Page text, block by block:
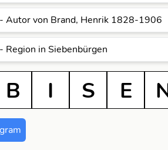
- Autor von Brand, Henrik 1828-1906
- Region in Siebenbürgen
B
I
B
E
I
I
N
S
S
B
E
I